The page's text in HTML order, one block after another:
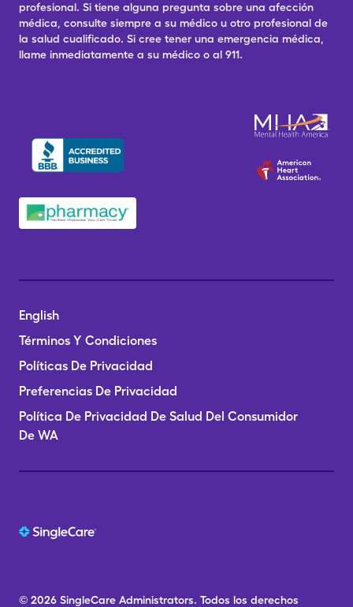
profesional. Si tiene alguna pregunta sobre una afección
médica, consulte siempre a su médico u otro profesional de
la salud cualificado. Si cree tener una emergencia médica,
llame inmediatamente a su médico o al 911.
English
Términos Y Condiciones
Políticas De Privacidad
Preferencias De Privacidad
Política De Privacidad De Salud Del Consumidor
De WA
© 2026 SingleCare Administrators. Todos los derechos